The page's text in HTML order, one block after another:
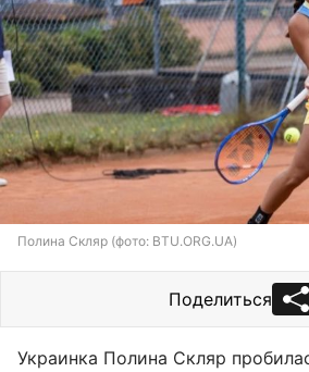
Полина Скляр (фото: BTU.ORG.UA)
Поделиться
Украинка Полина Скляр